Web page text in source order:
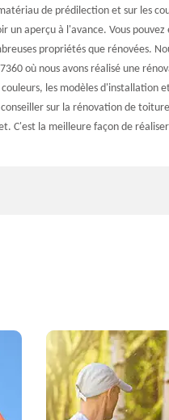
de prédilection et sur les
un aperçu à l'avance. Vous
propriétés que rénovées.
où nous avons réalisé une
les modèles d'installation
sur la rénovation de
C'est la meilleure façon de